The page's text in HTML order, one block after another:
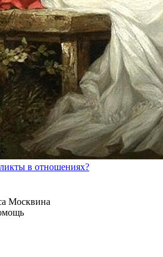
в отношениях?
Москвина